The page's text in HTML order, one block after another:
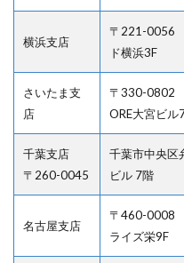
横浜支店
〒221-0056
ド横浜3F
さいたま支
店
〒330-0802
ORE大宮ビル
千葉支店
〒260-0045
千葉市中央区
ビル 7階
名古屋支店
〒460-0008
ライズ栄9F